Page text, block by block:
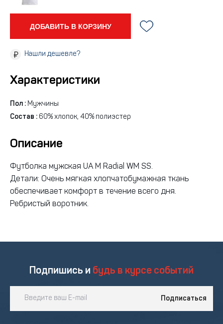
ДОБАВИТЬ В КОРЗИНУ
Нашли дешевле?
Характеристики
Пол : Мужчины
Состав : 60% хлопок, 40% полиэстер
Описание
Футболка мужская UA M Radial WM SS.
Детали: Очень мягкая хлопчатобумажная ткань
обеспечивает комфорт в течение всего дня.
Ребристый воротник.
Подпишись и будь в курсе событий
Подписаться